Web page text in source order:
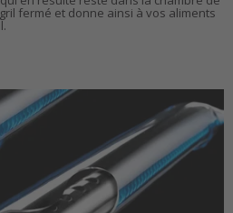
fermé et donne ainsi à vos aliments